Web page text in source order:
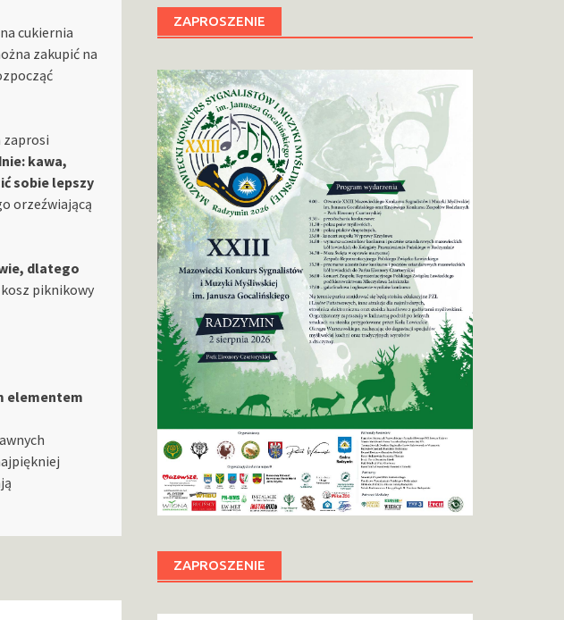
cukiernia
zakupić na
zaprosi
kawa,
sobie lepszy
orzeźwiającą
dlatego
piknikowy
elementem
ZAPROSZENIE
ZAPROSZENIE